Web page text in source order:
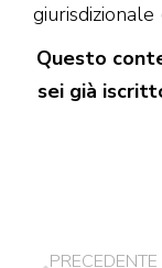
giurisdizionale
Questo
sei già
PRECEDENTE